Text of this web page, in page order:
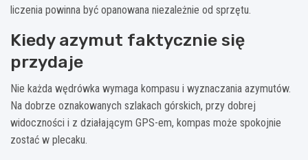
liczenia powinna być opanowana niezależnie od sprzętu.
Kiedy azymut faktycznie się
przydaje
Nie każda wędrówka wymaga kompasu i wyznaczania azymutów.
Na dobrze oznakowanych szlakach górskich, przy dobrej
widoczności i z działającym GPS-em, kompas może spokojnie
zostać w plecaku.